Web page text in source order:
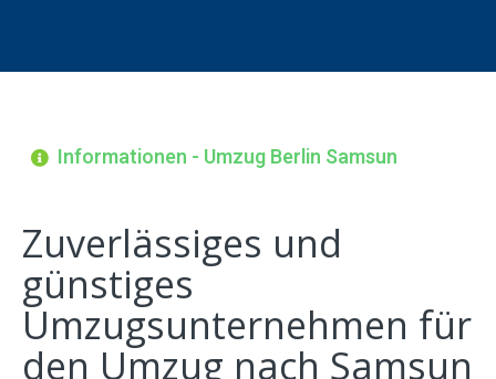
Informationen - Umzug Berlin Samsun
Zuverlässiges und
günstiges
Umzugsunternehmen für
den Umzug nach Samsun